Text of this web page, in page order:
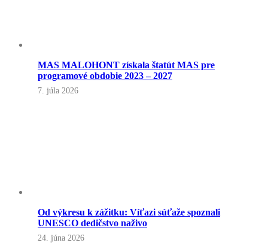
MAS MALOHONT získala štatút MAS pre
programové obdobie 2023 – 2027
7. júla 2026
Od výkresu k zážitku: Víťazi súťaže spoznali
UNESCO dedičstvo naživo
24. júna 2026